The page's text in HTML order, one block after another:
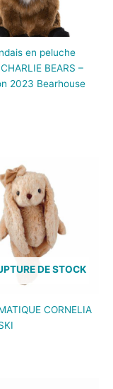
en peluche
BEARS –
2023 Bearhouse
DE STOCK
CORNELIA